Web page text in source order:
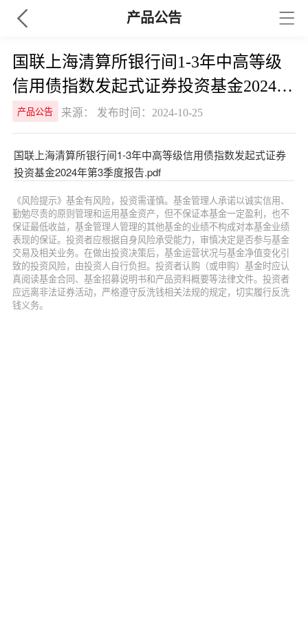
产品公告
国联上海清算所银行间1-3年中高等级
信用债指数发起式证券投资基金2024年
第3季度报告
产品公告 来源： 发布时间：2024-10-25
国联上海清算所银行间1-3年中高等级信用债指数发起式证券
投资基金2024年第3季度报告.pdf
《风险提示》基金有风险，投资需谨慎。基金管理人承诺以诚实信用、
勤勉尽责的原则管理和运用基金资产，但不保证本基金一定盈利，也不
保证最低收益，基金管理人管理的其他基金的业绩不构成对本基金业绩
表现的保证。投资者应根据自身风险承受能力，审慎决定是否参与基金
交易及相关业务。在做出投资决策后，基金运营状况与基金净值变化引
致的投资风险，由投资人自行负担。投资者认购（或申购）基金时应认
真阅读基金合同、基金招募说明书和产品资料概要等法律文件。投资者
应远离非法证券活动，严格遵守反洗钱相关法规的规定，切实履行反洗
钱义务。